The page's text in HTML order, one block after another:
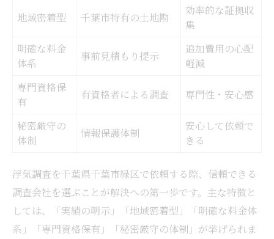
地域密着型 千葉市特有の土地勘
効率的な証拠収
集
明確な料金
体系
事前見積もり提示
追加費用の心配
軽減
専門資格保
有
有資格者による調査 専門性・安心感
秘密厳守の
体制
情報保護体制
安心して依頼で
きる
浮気調査を千葉県千葉市緑区で依頼する際、信頼できる
調査会社を選ぶことが解決への第一歩です。主な特徴と
しては、「実績の明示」「地域密着型」「明確な料金体
系」「専門資格保有」「秘密厳守の体制」が挙げられま